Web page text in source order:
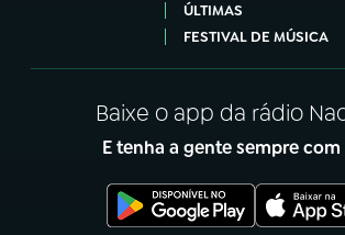
ÚLTIMAS
FESTIVAL DE MÚSICA
Baixe o app da rádio
E tenha a gente sempre